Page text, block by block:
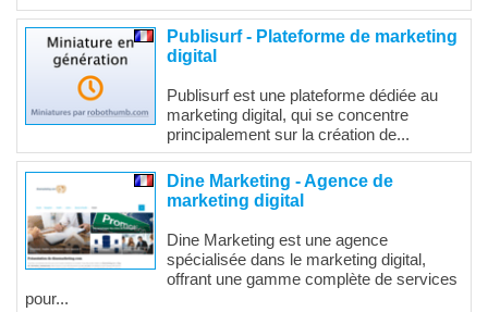
Publisurf - Plateforme de marketing
digital
Publisurf est une plateforme dédiée au
marketing digital, qui se concentre
principalement sur la création de...
Dine Marketing - Agence de
marketing digital
Dine Marketing est une agence
spécialisée dans le marketing digital,
offrant une gamme complète de services
pour...